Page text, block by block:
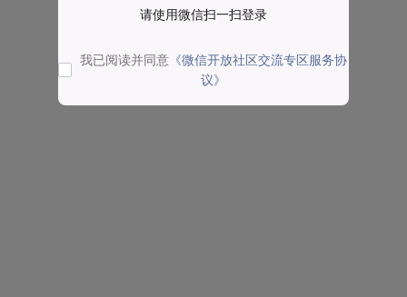
请使用微信扫一扫登录
我已阅读并同意 《微信开放社区交流专区服务协
议》